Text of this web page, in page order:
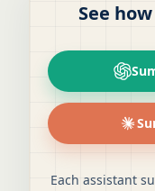
See
Each assistant